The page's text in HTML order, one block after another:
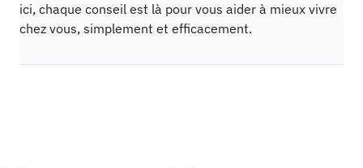
ici, chaque conseil est là pour vous aider à mieux vivre
chez vous, simplement et efficacement.